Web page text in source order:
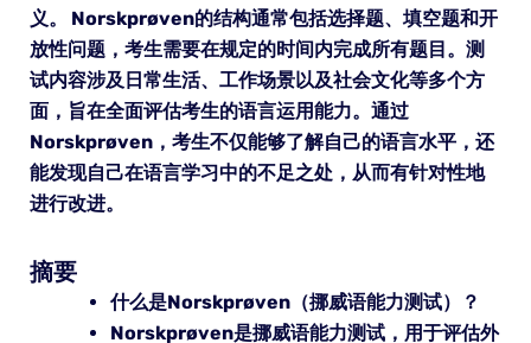
义。 Norskprøven的结构通常包括选择题、填空题和开
放性问题，考生需要在规定的时间内完成所有题目。测
试内容涉及日常生活、工作场景以及社会文化等多个方
面，旨在全面评估考生的语言运用能力。通过
Norskprøven，考生不仅能够了解自己的语言水平，还
能发现自己在语言学习中的不足之处，从而有针对性地
进行改进。
摘要
什么是Norskprøven（挪威语能力测试）？
Norskprøven是挪威语能力测试，用于评估外